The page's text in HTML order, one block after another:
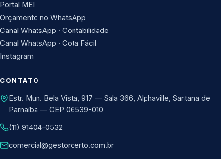
Portal MEI
Orçamento no WhatsApp
Canal WhatsApp · Contabilidade
Canal WhatsApp · Cota Fácil
Instagram
CONTATO
Estr. Mun. Bela Vista, 917 — Sala 366, Alphaville, Santana de
Parnaíba — CEP 06539-010
(11) 91404-0532
comercial@gestorcerto.com.br